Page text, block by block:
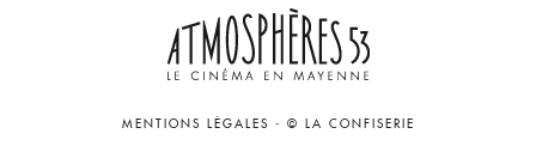
MENTIONS LÉGALES - © LA CONFISERIE